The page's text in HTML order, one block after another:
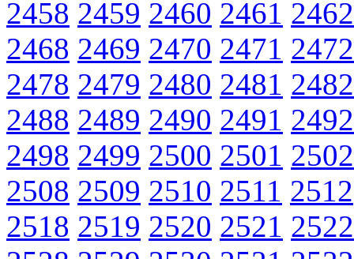
2458 2459 2460 2461 2462
2468 2469 2470 2471 2472
2478 2479 2480 2481 2482
2488 2489 2490 2491 2492
2498 2499 2500 2501 2502
2508 2509 2510 2511 2512
2518 2519 2520 2521 2522